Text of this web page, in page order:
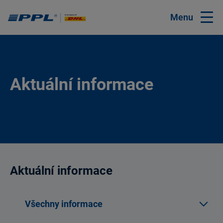
Menu
Aktuální informace
Aktuální informace
Všechny informace